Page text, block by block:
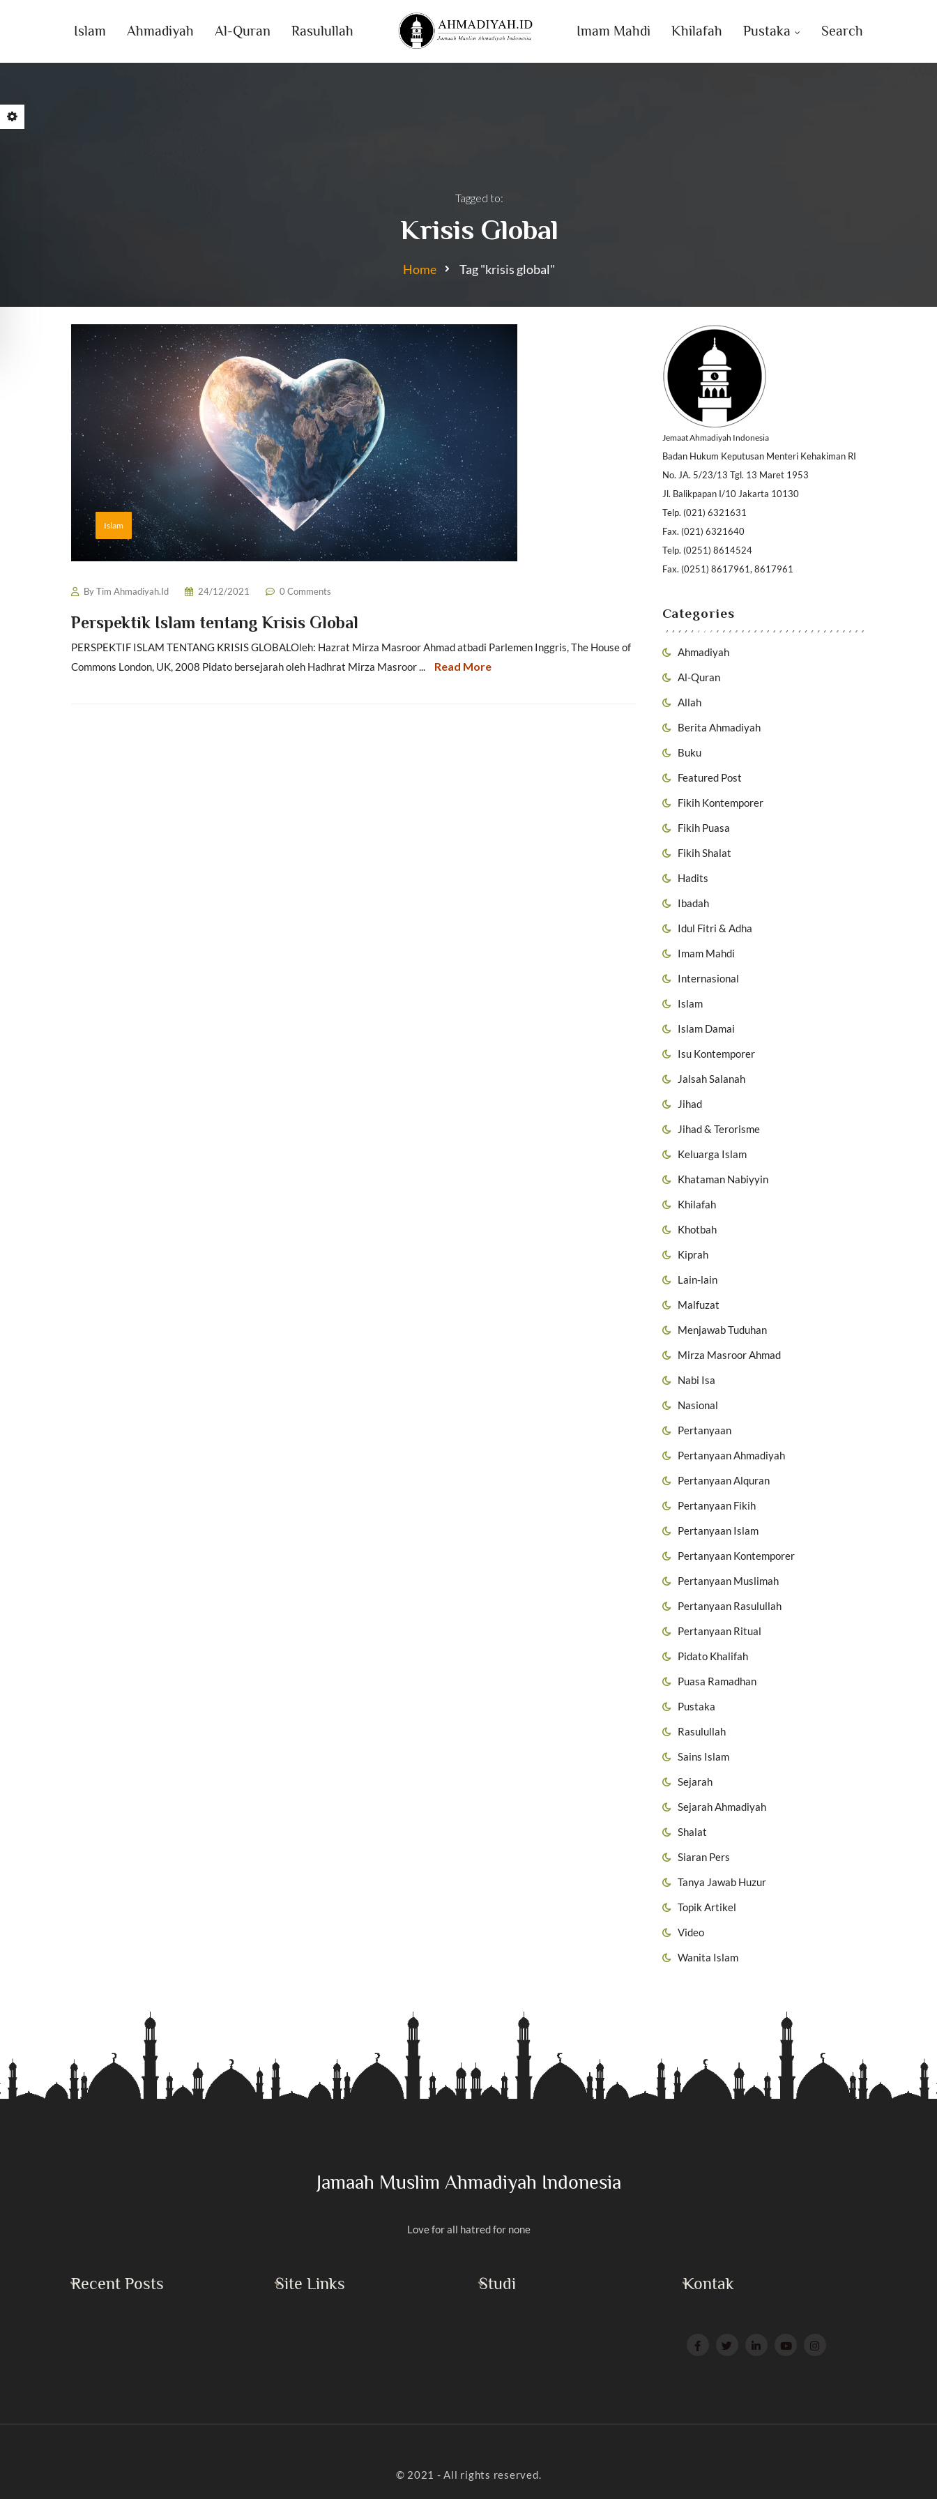
Islam Ahmadiyah Al-Quran Rasulullah Imam Mahdi Khilafah Pustaka Search
Tagged to:
Krisis Global
Home Tag "krisis global"
Islam
ByTim Ahmadiyah.Id 24/12/2021 0 Comments
Perspektik Islam tentang Krisis Global
PERSPEKTIF ISLAM TENTANG KRISIS GLOBALOleh: Hazrat Mirza Masroor Ahmad atbadi Parlemen Inggris, The House of
Commons London, UK, 2008 Pidato bersejarah oleh Hadhrat Mirza Masroor ...
Read More
Jemaat Ahmadiyah Indonesia
Badan Hukum Keputusan Menteri Kehakiman RI
No. JA. 5/23/13 Tgl. 13 Maret 1953
Jl. Balikpapan I/10 Jakarta 10130
Telp. (021) 6321631
Fax. (021) 6321640
Telp. (0251) 8614524
Fax. (0251) 8617961, 8617961
Categories
Ahmadiyah
Al-Quran
Allah
Berita Ahmadiyah
Buku
Featured Post
Fikih Kontemporer
Fikih Puasa
Fikih Shalat
Hadits
Ibadah
Idul Fitri & Adha
Imam Mahdi
Internasional
Islam
Islam Damai
Isu Kontemporer
Jalsah Salanah
Jihad
Jihad & Terorisme
Keluarga Islam
Khataman Nabiyyin
Khilafah
Khotbah
Kiprah
Lain-lain
Malfuzat
Menjawab Tuduhan
Mirza Masroor Ahmad
Nabi Isa
Nasional
Pertanyaan
Pertanyaan Ahmadiyah
Pertanyaan Alquran
Pertanyaan Fikih
Pertanyaan Islam
Pertanyaan Kontemporer
Pertanyaan Muslimah
Pertanyaan Rasulullah
Pertanyaan Ritual
Pidato Khalifah
Puasa Ramadhan
Pustaka
Rasulullah
Sains Islam
Sejarah
Sejarah Ahmadiyah
Shalat
Siaran Pers
Tanya Jawab Huzur
Topik Artikel
Video
Wanita Islam
Jamaah Muslim Ahmadiyah Indonesia
Love for all hatred for none
Recent Posts Site Links Studi Kontak
Press
© 2021 - All rights reserved.